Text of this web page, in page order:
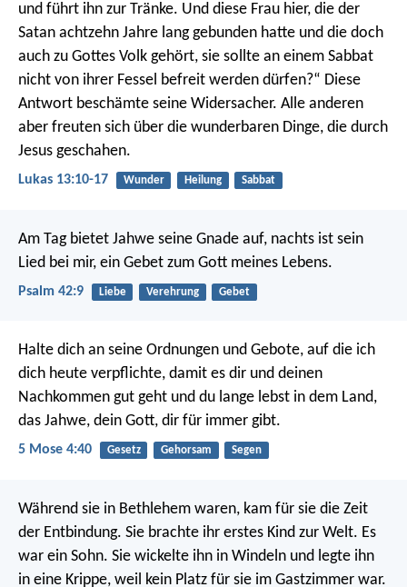
und führt ihn zur Tränke. Und diese Frau hier, die der
Satan achtzehn Jahre lang gebunden hatte und die doch
auch zu Gottes Volk gehört, sie sollte an einem Sabbat
nicht von ihrer Fessel befreit werden dürfen?“ Diese
Antwort beschämte seine Widersacher. Alle anderen
aber freuten sich über die wunderbaren Dinge, die durch
Jesus geschahen.
Lukas 13:10-17 Wunder Heilung Sabbat
Am Tag bietet Jahwe seine Gnade auf, nachts ist sein
Lied bei mir, ein Gebet zum Gott meines Lebens.
Psalm 42:9 Liebe Verehrung Gebet
Halte dich an seine Ordnungen und Gebote, auf die ich
dich heute verpflichte, damit es dir und deinen
Nachkommen gut geht und du lange lebst in dem Land,
das Jahwe, dein Gott, dir für immer gibt.
5 Mose 4:40 Gesetz Gehorsam Segen
Während sie in Bethlehem waren, kam für sie die Zeit
der Entbindung. Sie brachte ihr erstes Kind zur Welt. Es
war ein Sohn. Sie wickelte ihn in Windeln und legte ihn
in eine Krippe, weil kein Platz für sie im Gastzimmer war.